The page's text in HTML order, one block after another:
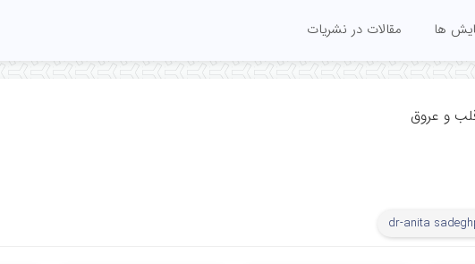
ها مقالات در نشریات
و عروق
دانشگاه
dr-anita